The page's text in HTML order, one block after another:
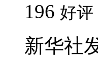
196 好评
新华社